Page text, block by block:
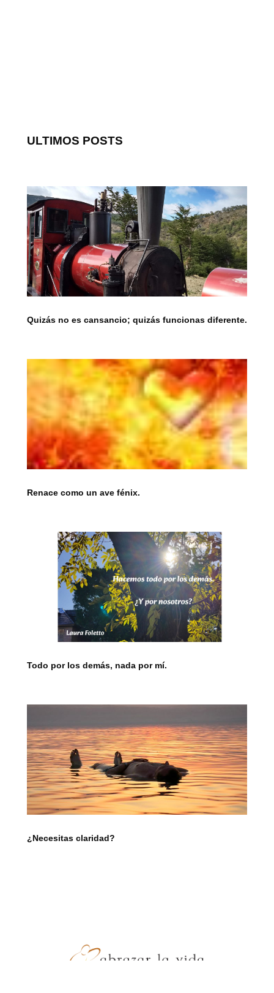
ULTIMOS POSTS
Quizás no es cansancio; quizás funcionas diferente.
Renace como un ave fénix.
Todo por los demás, nada por mí.
¿Necesitas claridad?